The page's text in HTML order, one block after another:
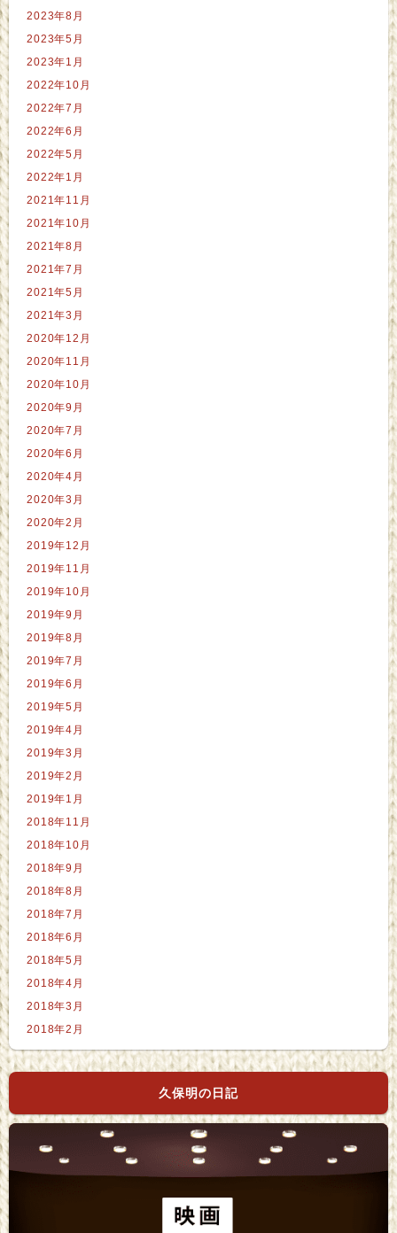
2023年8月
2023年5月
2023年1月
2022年10月
2022年7月
2022年6月
2022年5月
2022年1月
2021年11月
2021年10月
2021年8月
2021年7月
2021年5月
2021年3月
2020年12月
2020年11月
2020年10月
2020年9月
2020年7月
2020年6月
2020年4月
2020年3月
2020年2月
2019年12月
2019年11月
2019年10月
2019年9月
2019年8月
2019年7月
2019年6月
2019年5月
2019年4月
2019年3月
2019年2月
2019年1月
2018年11月
2018年10月
2018年9月
2018年8月
2018年7月
2018年6月
2018年5月
2018年4月
2018年3月
2018年2月
久保明の日記